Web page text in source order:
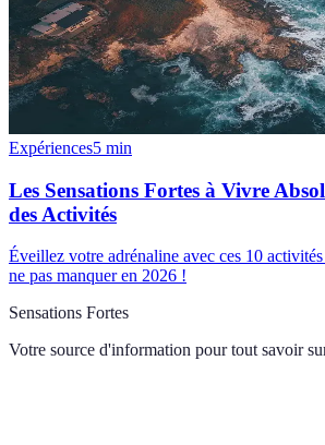
Expériences5 min
Les Sensations Fortes à Vivre
des Activités
Éveillez votre adrénaline avec ces 10 activités
ne pas manquer en 2026 !
Sensations Fortes
Votre source d'information pour tout savoir